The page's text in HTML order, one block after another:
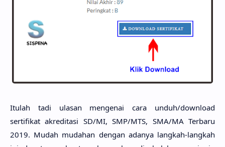
Itulah tadi ulasan mengenai cara unduh/download
sertifikat akreditasi SD/MI, SMP/MTS, SMA/MA Terbaru
2019. Mudah mudahan dengan adanya langkah-langkah